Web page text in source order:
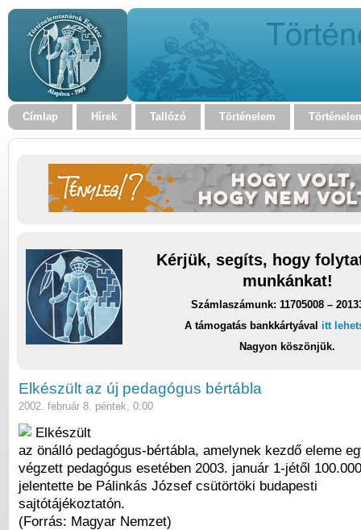
Címlap Hírek Tallózó Történelem
Kérjük, segíts, hogy
munkánkat!
Számlaszámunk: 11705008 –
A támogatás bankkártyával itt
Nagyon köszönjük.
Elkészült az új pedagógus bértábla
2002. február 8. péntek, 0:00
Elkészült
az önálló pedagógus-bértábla, amelynek kezdő eleme
végzett pedagógus esetében 2003. január 1-jétől
jelentette be Pálinkás József csütörtöki budapesti
sajtótájékoztatón.
(Forrás: Magyar Nemzet)